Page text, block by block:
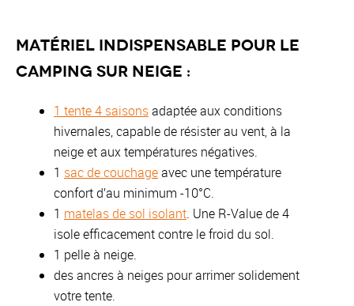
Matériel indispensable pour le
camping sur neige :
1 tente 4 saisonsadaptée aux conditions
hivernales, capable de résister au vent, à la
neige et aux températures négatives.
1 sac de couchageavec une température
confort d’au minimum -10°C.
1 matelas de sol isolant. Une R-Value de 4
isole efficacement contre le froid du sol.
1 pelle à neige.
des ancres à neiges pour arrimer solidement
votre tente.